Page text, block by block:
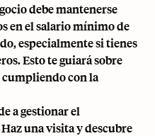
debe mantenerse
en el salario mínimo de
especialmente si tienes
Esto te guiará sobre
cumpliendo con la
a gestionar el
una visita y descubre